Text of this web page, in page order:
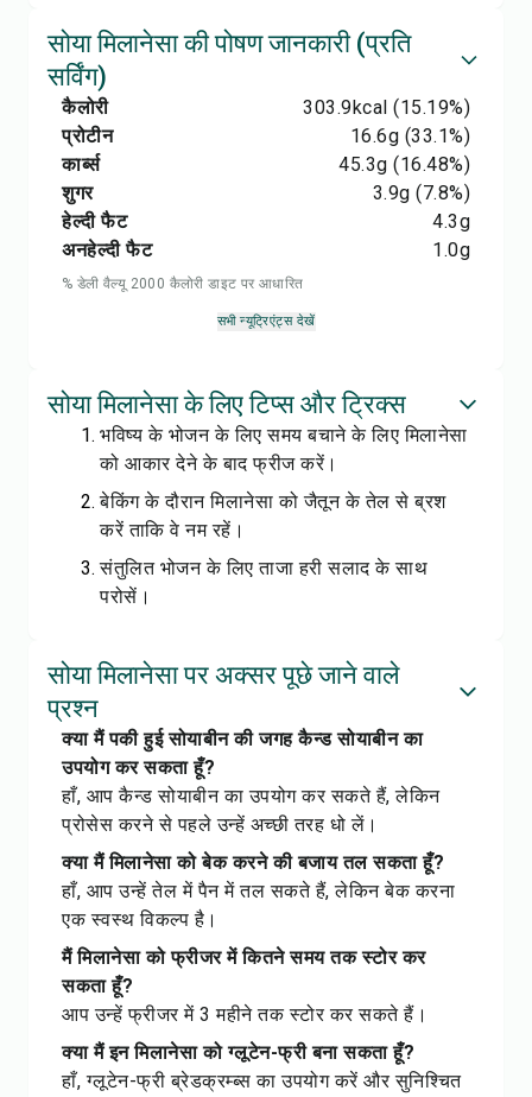
सोया मिलानेसा की पोषण जानकारी (प्रति
सर्विंग)
कैलोरी 303.9kcal (15.19%)
प्रोटीन
16.6g (33.1%)
कार्ब्स
45.3g (16.48%)
शुगर
3.9g (7.8%)
हेल्दी फैट
4.3g
अनहेल्दी फैट
1.0g
% डेली वैल्यू 2000 कैलोरी डाइट पर आधारित
सभी न्यूट्रिएंट्स देखें
सोया मिलानेसा के लिए टिप्स और ट्रिक्स
भविष्य के भोजन के लिए समय बचाने के लिए मिलानेसा
को आकार देने के बाद फ्रीज करें।
बेकिंग के दौरान मिलानेसा को जैतून के तेल से ब्रश
करें ताकि वे नम रहें।
संतुलित भोजन के लिए ताजा हरी सलाद के साथ
परोसें।
सोया मिलानेसा पर अक्सर पूछे जाने वाले
प्रश्न
क्या मैं पकी हुई सोयाबीन की जगह कैन्ड सोयाबीन का
उपयोग कर सकता हूँ?
हाँ, आप कैन्ड सोयाबीन का उपयोग कर सकते हैं, लेकिन
प्रोसेस करने से पहले उन्हें अच्छी तरह धो लें।
क्या मैं मिलानेसा को बेक करने की बजाय तल सकता हूँ?
हाँ, आप उन्हें तेल में पैन में तल सकते हैं, लेकिन बेक करना
एक स्वस्थ विकल्प है।
मैं मिलानेसा को फ्रीजर में कितने समय तक स्टोर कर
सकता हूँ?
आप उन्हें फ्रीजर में 3 महीने तक स्टोर कर सकते हैं।
क्या मैं इन मिलानेसा को ग्लूटेन-फ्री बना सकता हूँ?
हाँ, ग्लूटेन-फ्री ब्रेडक्रम्ब्स का उपयोग करें और सुनिश्चित